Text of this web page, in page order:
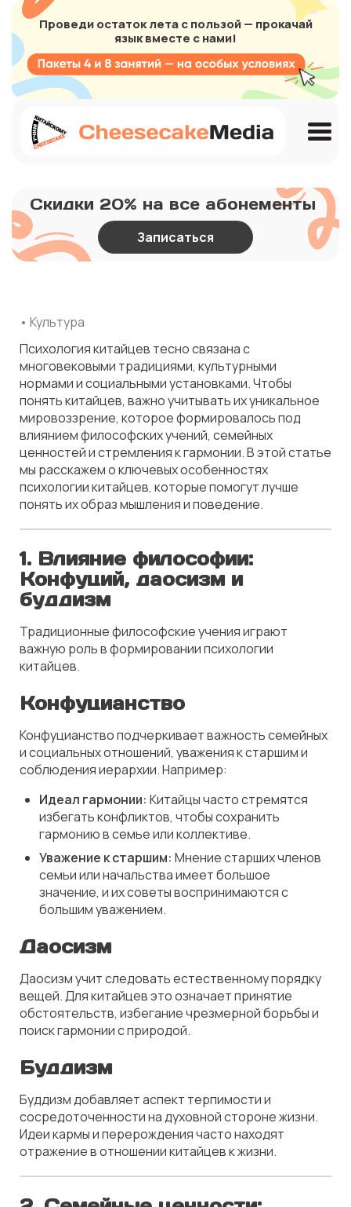
Проведи остаток лета с пользой — прокачай
язык вместе с нами!
Скидки 20% на все абонементы
Записаться
• Культура
Психология китайцев тесно связана с
многовековыми традициями, культурными
нормами и социальными установками. Чтобы
понять китайцев, важно учитывать их уникальное
мировоззрение, которое формировалось под
влиянием философских учений, семейных
ценностей и стремления к гармонии. В этой статье
мы расскажем о ключевых особенностях
психологии китайцев, которые помогут лучше
понять их образ мышления и поведение.
1. Влияние философии:
Конфуций, даосизм и
буддизм
Традиционные философские учения играют
важную роль в формировании психологии
китайцев.
Конфуцианство
Конфуцианство подчеркивает важность семейных
и социальных отношений, уважения к старшим и
соблюдения иерархии. Например:
Идеал гармонии: Китайцы часто стремятся
избегать конфликтов, чтобы сохранить
гармонию в семье или коллективе.
Уважение к старшим: Мнение старших членов
семьи или начальства имеет большое
значение, и их советы воспринимаются с
большим уважением.
Даосизм
Даосизм учит следовать естественному порядку
вещей. Для китайцев это означает принятие
обстоятельств, избегание чрезмерной борьбы и
поиск гармонии с природой.
Буддизм
Буддизм добавляет аспект терпимости и
сосредоточенности на духовной стороне жизни.
Идеи кармы и перерождения часто находят
отражение в отношении китайцев к жизни.